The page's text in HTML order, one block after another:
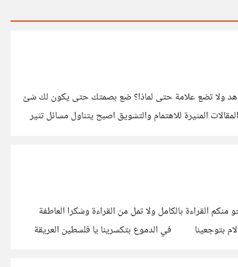
تشاهد ولا تضع علامة حتى لماذا؟ ضع بصمتك حتى يكون لك شئ
المثيرة للاهتمام والتشويق اصبح يتناول مسائل تثير
هذه خاطرة او من يراها غير ذلك فليسميها ما يشاء كتبت بعفوية وكتبت الان فسامحوني ان كانت بها اخطاء او ان لم تفي بالوزن المطلوب ولكن ارجو منكم القراءة بالكامل ولا تمل من القراءة وشكرا العاطفة
نحوك تغوينا ⠀⠀⠀بس السياسة تطوق علينا في الافراح بتنادينا ⠀⠀⠀في الاحزان بتعزينا في القصف بتصبرينا ⠀⠀⠀في التقصير بتسامحينا في الالام بتوجعينا ⠀⠀⠀في الدموع بتكسرينا يا فلسطين العريقة